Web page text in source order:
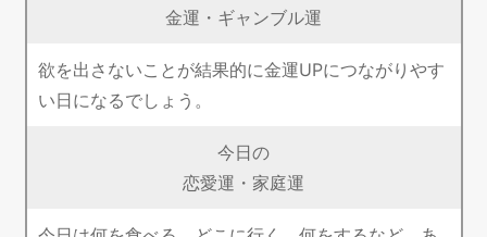
金運・ギャンブル運
欲を出さないことが結果的に金運UPにつながりやす
い日になるでしょう。
今日の
恋愛運・家庭運